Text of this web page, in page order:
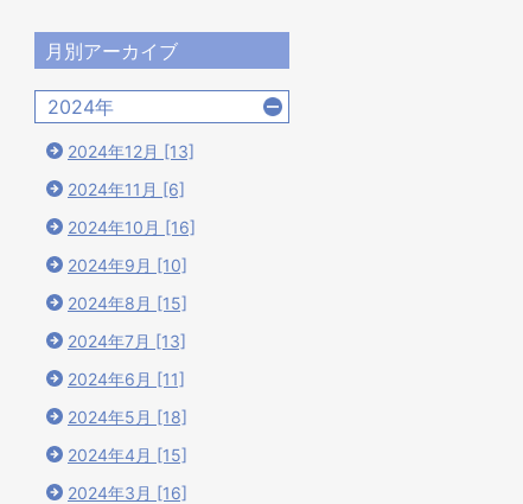
月別アーカイブ
2024年
2024年12月 [13]
2024年11月 [6]
2024年10月 [16]
2024年9月 [10]
2024年8月 [15]
2024年7月 [13]
2024年6月 [11]
2024年5月 [18]
2024年4月 [15]
2024年3月 [16]